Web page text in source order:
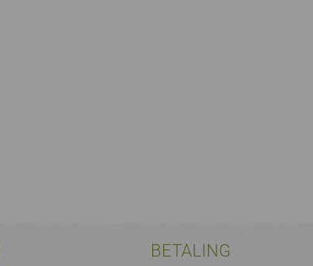
BETALING